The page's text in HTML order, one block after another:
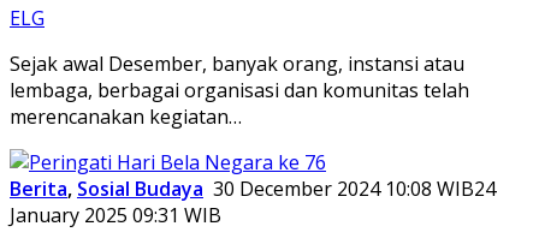
ELG
Sejak awal Desember, banyak orang, instansi atau
lembaga, berbagai organisasi dan komunitas telah
merencanakan kegiatan…
Berita, Sosial Budaya 30 December 2024 10:08 WIB24
January 2025 09:31 WIB